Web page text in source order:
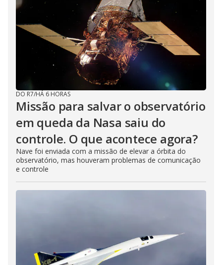
DO R7/HÁ 6 HORAS
Missão para salvar o observatório
em queda da Nasa saiu do
controle. O que acontece agora?
Nave foi enviada com a missão de elevar a órbita do
observatório, mas houveram problemas de comunicação
e controle